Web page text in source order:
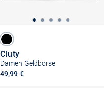
Cluty
Damen Geldbörse
49,99 €